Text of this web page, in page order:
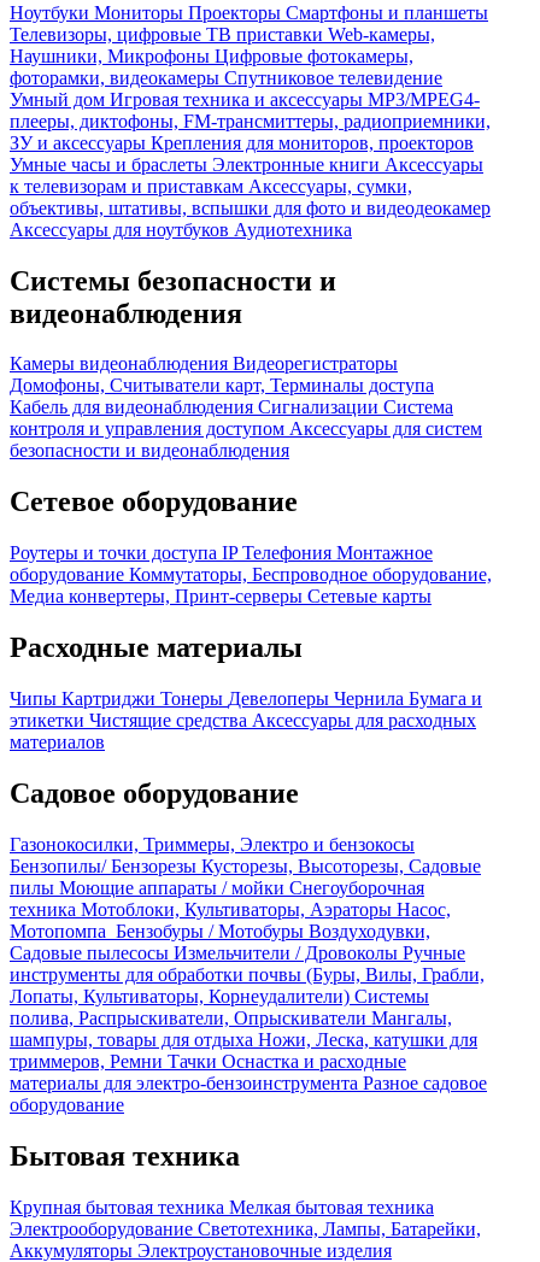
Ноутбуки Мониторы Проекторы Смартфоны и планшеты
Телевизоры, цифровые ТВ приставки Web-камеры,
Наушники, Микрофоны Цифровые фотокамеры,
фоторамки, видеокамеры Спутниковое телевидение
Умный дом Игровая техника и аксессуары MP3/MPEG4-
плееры, диктофоны, FM-трансмиттеры, радиоприемники,
ЗУ и аксессуары Крепления для мониторов, проекторов
Умные часы и браслеты Электронные книги Аксессуары
к телевизорам и приставкам Аксессуары, сумки,
объективы, штативы, вспышки для фото и видеодеокамер
Аксессуары для ноутбуков Аудиотехника
Системы безопасности и
видеонаблюдения
Камеры видеонаблюдения Видеорегистраторы
Домофоны, Считыватели карт, Терминалы доступа
Кабель для видеонаблюдения Сигнализации Система
контроля и управления доступом Аксессуары для систем
безопасности и видеонаблюдения
Сетевое оборудование
Роутеры и точки доступа IP Телефония Монтажное
оборудование Коммутаторы, Беспроводное оборудование,
Медиа конвертеры, Принт-серверы Сетевые карты
Расходные материалы
Чипы Картриджи Тонеры Девелоперы Чернила Бумага и
этикетки Чистящие средства Аксессуары для расходных
материалов
Садовое оборудование
Газонокосилки, Триммеры, Электро и бензокосы
Бензопилы/ Бензорезы Кусторезы, Высоторезы, Садовые
пилы Моющие аппараты / мойки Снегоуборочная
техника Мотоблоки, Культиваторы, Аэраторы Насос,
Мотопомпа Бензобуры / Мотобуры Воздуходувки,
Садовые пылесосы Измельчители / Дровоколы Ручные
инструменты для обработки почвы (Буры, Вилы, Грабли,
Лопаты, Культиваторы, Корнеудалители) Системы
полива, Распрыскиватели, Опрыскиватели Мангалы,
шампуры, товары для отдыха Ножи, Леска, катушки для
триммеров, Ремни Тачки Оснастка и расходные
материалы для электро-бензоинструмента Разное садовое
оборудование
Бытовая техника
Крупная бытовая техника Мелкая бытовая техника
Электрооборудование Светотехника, Лампы, Батарейки,
Аккумуляторы Электроустановочные изделия